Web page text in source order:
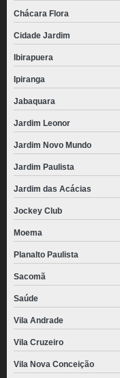
Chácara Flora
Cidade Jardim
Ibirapuera
Ipiranga
Jabaquara
Jardim Leonor
Jardim Novo Mundo
Jardim Paulista
Jardim das Acácias
Jockey Club
Moema
Planalto Paulista
Sacomã
Saúde
Vila Andrade
Vila Cruzeiro
Vila Nova Conceição